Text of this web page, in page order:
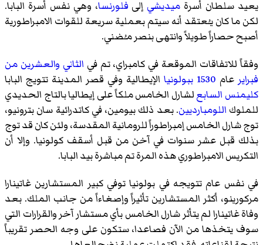
يعيد سلطان أسرة ميديشي إلى فلورنسا، وهي نفس أسرة البابا.
لكن ما كان يـُعتقد أنه سيتم بعملية سريعة للقوات الامبراطورية
أصبححصاراًطويلاً وانتهى بنصر مـُضني.
وفقاً للاتفاقات الموقعة في كامبراي، تم في الثاني والعشرين من
فبراير عام 1530 ببولونيا الإيطالية وفي قصر المدينة تتويج البابا
كليمنس السابعلشارل الخامس ملكاً على إيطاليابالتاج الحديدي
للملوك اللومبارديين. بعد ذلك بيومين، في كاتدرائية سان بترونيو،
توج شارل الخامس إمبراطوراً للرومانية المقدسة، ولئن كان قد توج
بذلك قبل عشر سنوات في آخن من قبل أسقف كولونيا. وإلا أن
التكريس الامبراطوري هذه المرة تم مباشرة بيد البابا.
في نفس عام تتويجه في بولونيا توفي كبير المستشارين غاتينارا
مركورينو، أكثر المستشارين تأثيراً وإصغاءاً من جانب الملك. بعد
وفاة غاتينارا لم يتأثر شارل الخامس بأي مستشار آخر والقرارات التي
سوف يتخذها من الآن فصاعدا، ستكون على وجه الحصر تقريباً